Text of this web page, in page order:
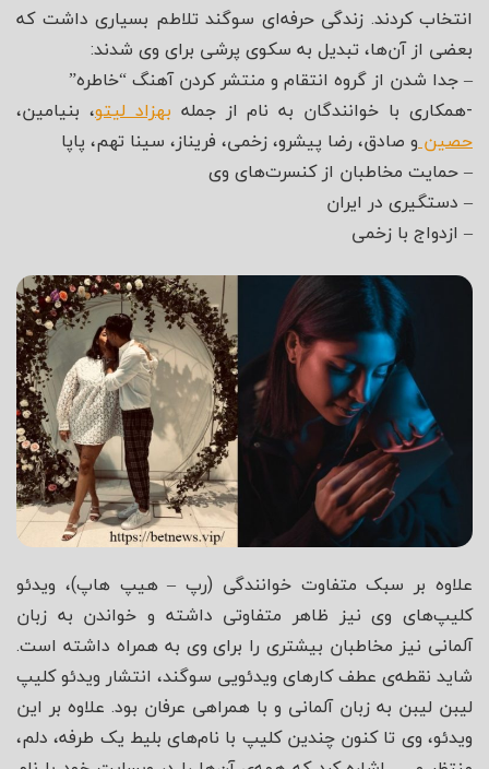
انتخاب کردند. زندگی حرفه‌ای سوگند تلاطم بسیاری داشت که
بعضی از آن‌ها، تبدیل به سکوی پرشی برای وی شدند:
– جدا شدن از گروه انتقام و منتشر کردن آهنگ “خاطره”
-همکاری با خوانندگان به نام از جمله بهزاد لیتو، بنیامین،
حصینو صادق، رضا پیشرو، زخمی، فریناز، سینا تهم، پاپا
– حمایت مخاطبان از کنسرت‌های وی
– دستگیری در ایران
– ازدواج با زخمی
علاوه بر سبک متفاوت خوانندگی (رپ – هیپ هاپ)، ویدئو
کلیپ‌های وی نیز ظاهر متفاوتی داشته و خواندن به زبان
آلمانی نیز مخاطبان بیشتری را برای وی به همراه داشته است.
شاید نقطه‌ی عطف کارهای ویدئویی سوگند، انتشار ویدئو کلیپ
لیبن لیبن به زبان آلمانی و با همراهی عرفان بود. علاوه بر این
ویدئو، وی تا کنون چندین کلیپ با نام‌های بلیط یک طرفه، دلم،